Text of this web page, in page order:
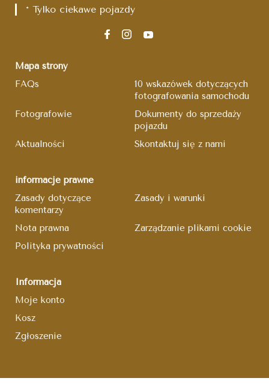
* Tylko ciekawe pojazdy
Mapa strony
FAQs
10 wskazówek dotyczących
fotografowania samochodu
Fotografowie
Dokumenty do sprzedaży
pojazdu
Aktualności
Skontaktuj się z nami
informacje prawne
Zasady dotyczące
komentarzy
Zasady i warunki
Nota prawna
Zarządzanie plikami cookie
Polityka prywatności
Informacja
Moje konto
Kosz
Zgłoszenie